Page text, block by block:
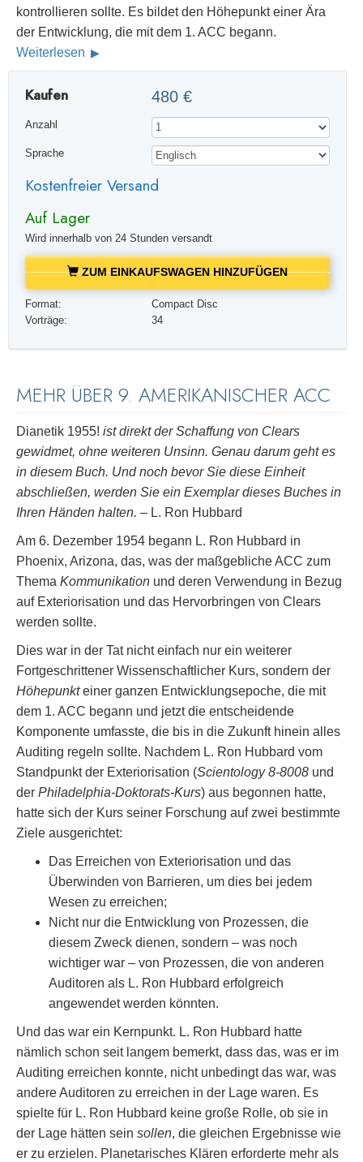
kontrollieren sollte. Es bildet den Höhepunkt einer Ära
der Entwicklung, die mit dem 1. ACC begann.
Weiterlesen
Kaufen 480 €
Anzahl
Sprache
Kostenfreier Versand
Auf Lager
Wird innerhalb von 24 Stunden versandt
ZUM EINKAUFSWAGEN HINZUFÜGEN
Format:
Compact Disc
Vorträge:
34
MEHR ÜBER 9. AMERIKANISCHER ACC
Dianetik 1955! ist direkt der Schaffung von Clears
gewidmet, ohne weiteren Unsinn. Genau darum geht es
in diesem Buch. Und noch bevor Sie diese Einheit
abschließen, werden Sie ein Exemplar dieses Buches in
Ihren Händen halten. – L. Ron Hubbard
Am 6. Dezember 1954 begann L. Ron Hubbard in
Phoenix, Arizona, das, was der maßgebliche ACC zum
Thema Kommunikation und deren Verwendung in Bezug
auf Exteriorisation und das Hervorbringen von Clears
werden sollte.
Dies war in der Tat nicht einfach nur ein weiterer
Fortgeschrittener Wissenschaftlicher Kurs, sondern der
Höhepunkteiner ganzen Entwicklungsepoche, die mit
dem 1. ACC begann und jetzt die entscheidende
Komponente umfasste, die bis in die Zukunft hinein alles
Auditing regeln sollte. Nachdem L. Ron Hubbard vom
Standpunkt der Exteriorisation (Scientology 8-8008 und
der Philadelphia-Doktorats-Kurs) aus begonnen hatte,
hatte sich der Kurs seiner Forschung auf zwei bestimmte
Ziele ausgerichtet:
Das Erreichen von Exteriorisation und das
Überwinden von Barrieren, um dies bei jedem
Wesen zu erreichen;
Nicht nur die Entwicklung von Prozessen, die
diesem Zweck dienen, sondern – was noch
wichtiger war – von Prozessen, die von anderen
Auditoren als L. Ron Hubbard erfolgreich
angewendet werden könnten.
Und das war ein Kernpunkt. L. Ron Hubbard hatte
nämlich schon seit langem bemerkt, dass das, was er im
Auditing erreichen konnte, nicht unbedingt das war, was
andere Auditoren zu erreichen in der Lage waren. Es
spielte für L. Ron Hubbard keine große Rolle, ob sie in
der Lage hätten sein sollen, die gleichen Ergebnisse wie
er zu erzielen. Planetarisches Klären erforderte mehr als